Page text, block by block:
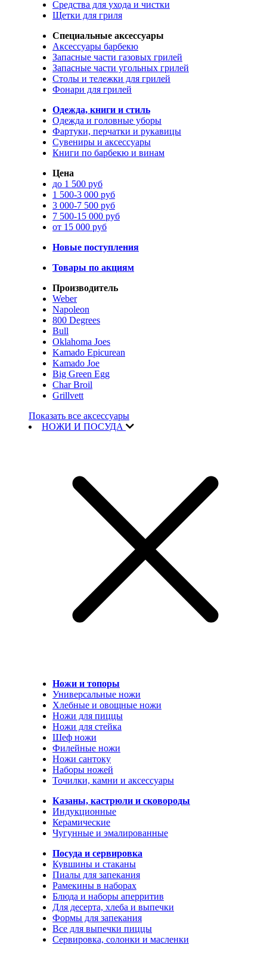
Средства для ухода и чистки
Щетки для гриля
Специальные аксессуары
Аксессуары барбекю
Запасные части газовых грилей
Запасные части угольных грилей
Столы и тележки для грилей
Фонари для грилей
Одежда, книги и стиль
Одежда и головные уборы
Фартуки, перчатки и рукавицы
Сувениры и аксессуары
Книги по барбекю и винам
Цена
до 1 500 руб
1 500-3 000 руб
3 000-7 500 руб
7 500-15 000 руб
от 15 000 руб
Новые поступления
Товары по акциям
Производитель
Weber
Napoleon
800 Degrees
Bull
Oklahoma Joes
Kamado Epicurean
Kamado Joe
Big Green Egg
Char Broil
Grillvett
Показать все аксессуары
НОЖИ И ПОСУДА
Ножи и топоры
Универсальные ножи
Хлебные и овощные ножи
Ножи для пиццы
Ножи для стейка
Шеф ножи
Филейные ножи
Ножи сантоку
Наборы ножей
Точилки, камни и аксессуары
Казаны, кастрюли и сковороды
Индукционные
Керамические
Чугунные и эмалированные
Посуда и сервировка
Кувшины и стаканы
Пиалы для запекания
Рамекины в наборах
Блюда и наборы аперритив
Для десерта, хлеба и выпечки
Формы для запекания
Все для выпечки пиццы
Сервировка, солонки и масленки